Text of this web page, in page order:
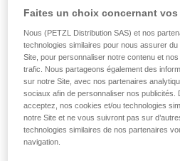
Faites un choix concernant vos
Nous (PETZL Distribution SAS) et nos
technologies similaires pour nous assurer
Site, pour personnaliser notre contenu et
trafic. Nous partageons également des
sur notre Site, avec nos partenaires
sociaux afin de personnaliser nos publicités.
acceptez, nos cookies et/ou technologies
notre Site et ne vous suivront pas sur
technologies similaires de nos partenaires
navigation.